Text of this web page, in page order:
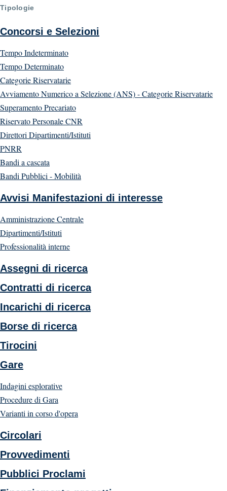
Tipologie
Concorsi e Selezioni
Tempo Indeterminato
Tempo Determinato
Categorie Riservatarie
Avviamento Numerico a Selezione (ANS) - Categorie Riservatarie
Superamento Precariato
Riservato Personale CNR
Direttori Dipartimenti/Istituti
PNRR
Bandi a cascata
Bandi Pubblici - Mobilità
Avvisi Manifestazioni di interesse
Amministrazione Centrale
Dipartimenti/Istituti
Professionalità interne
Assegni di ricerca
Contratti di ricerca
Incarichi di ricerca
Borse di ricerca
Tirocini
Gare
Indagini esplorative
Procedure di Gara
Varianti in corso d'opera
Circolari
Provvedimenti
Pubblici Proclami